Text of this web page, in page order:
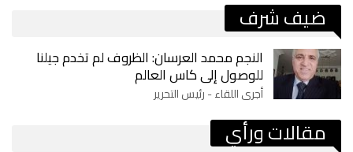
ضيف شرف
النجم محمد العرسان: الظروف لم تخدم جيلنا
للوصول إلى كاس العالم
أجرى اللقاء - رئيس التحرير
مقالات ورأي